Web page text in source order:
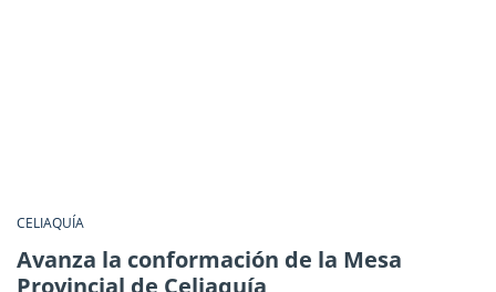
CELIAQUÍA
Avanza la conformación de la Mesa
Provincial de Celiaquía